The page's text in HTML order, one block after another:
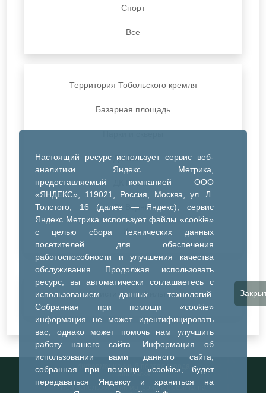
Настоящий ресурс использует сервис веб-
аналитики Яндекс Метрика,
предоставляемый компанией ООО
«ЯНДЕКС», 119021, Россия, Москва, ул. Л.
Толстого, 16 (далее — Яндекс), сервис
Яндекс Метрика использует файлы «cookie»
с целью сбора технических данных
посетителей для обеспечения
работоспособности и улучшения качества
обслуживания. Продолжая использовать
ресурс, вы автоматически соглашаетесь с
использованием данных технологий.
Собранная при помощи «cookie»
информация не может идентифицировать
вас, однако может помочь нам улучшить
работу нашего сайта. Информация об
использовании вами данного сайта,
собранная при помощи «cookie», будет
передаваться Яндексу и храниться на
Спорт
Все
Территория Тобольского кремля
Базарная площадь
ДК Синтез
ДК Речник
ДК Водник
Иное
Очистить все фильтры
Информационный портал города
Тобольска
При использовании материалов ссылка на